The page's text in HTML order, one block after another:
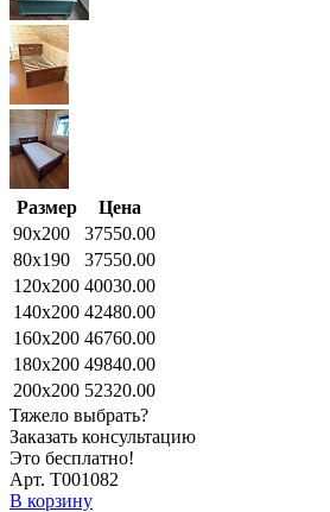
Размер
Цена
90x200
37550.00
80x190
37550.00
120x200 40030.00
140x200 42480.00
160x200 46760.00
180x200 49840.00
200x200 52320.00
Тяжело выбрать?
Заказать консультацию
Это бесплатно!
Арт. Т001082
В корзину